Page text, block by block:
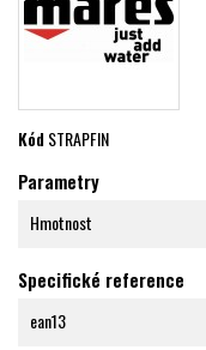
KódSTRAPFIN
Parametry
Hmotnost
Specifické reference
ean13